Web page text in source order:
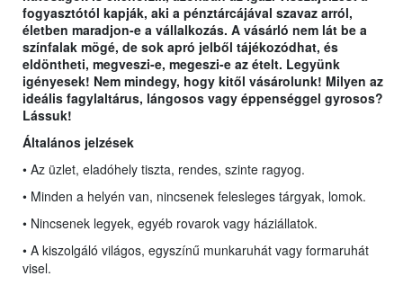
fogyasztótól kapják, aki a pénztárcájával szavaz arról,
életben maradjon-e a vállalkozás. A vásárló nem lát be a
színfalak mögé, de sok apró jelből tájékozódhat, és
eldöntheti, megveszi-e, megeszi-e az ételt. Legyünk
igényesek! Nem mindegy, hogy kitől vásárolunk! Milyen az
ideális fagylaltárus, lángosos vagy éppenséggel gyrosos?
Lássuk!
Általános jelzések
• Az üzlet, eladóhely tiszta, rendes, szinte ragyog.
• Minden a helyén van, nincsenek felesleges tárgyak, lomok.
• Nincsenek legyek, egyéb rovarok vagy háziállatok.
• A kiszolgáló világos, egyszínű munkaruhát vagy formaruhát
visel.